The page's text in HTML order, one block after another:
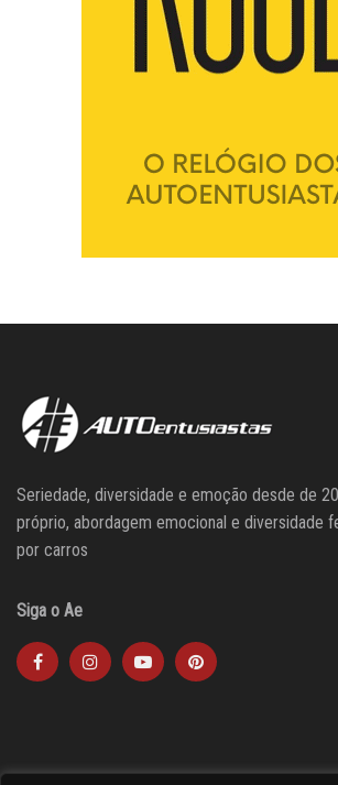
Seriedade, diversidade e emoção desde de
próprio, abordagem emocional e diversidade
por carros
Siga o Ae